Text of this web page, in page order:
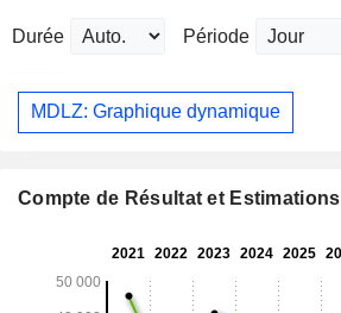
Durée Période
MDLZ: Graphique dynamique
Compte de Résultat et Estimations